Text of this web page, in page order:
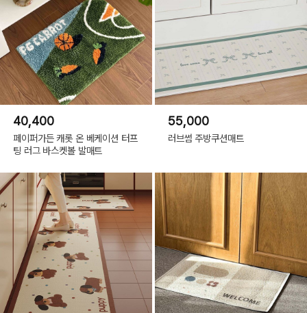
40,400
페이퍼가든 캐롯 온 베케이션 터프
팅 러그 바스켓볼 발매트
55,000
러브썸 주방쿠션매트